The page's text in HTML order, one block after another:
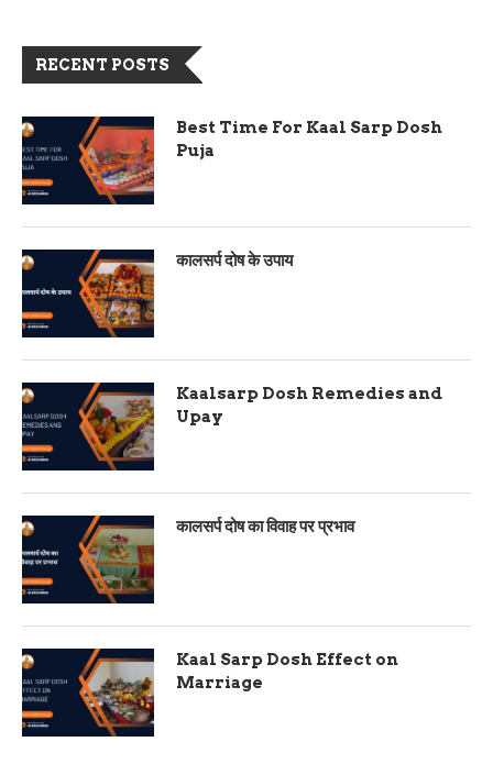
RECENT POSTS
Best Time For Kaal Sarp Dosh
Puja
कालसर्प दोष के उपाय
Kaalsarp Dosh Remedies and
Upay
कालसर्प दोष का विवाह पर प्रभाव
Kaal Sarp Dosh Effect on
Marriage